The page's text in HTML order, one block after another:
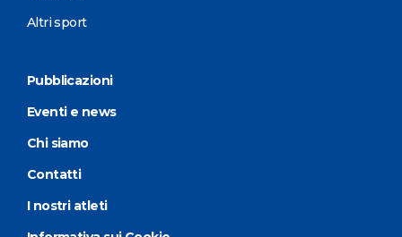
Altri sport
Pubblicazioni
Eventi e news
Chi siamo
Contatti
I nostri atleti